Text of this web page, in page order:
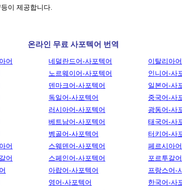
이 제공합니다.
온라인 무료 사포텍어 번역
어
어
어
네덜란드어-사포텍어
노르웨이어-사포텍어
덴마크어-사포텍어
독일어-사포텍어
러시아어-사포텍어
베트남어-사포텍어
벵골어-사포텍어
스웨덴어-사포텍어
스페인어-사포텍어
아랍어-사포텍어
영어-사포텍어
이탈리아
인니어-사
일본어-사
중국어-사
광동어-사
태국어-사
터키어-사
페르시아
포르투갈
프랑스어-
한국어-사